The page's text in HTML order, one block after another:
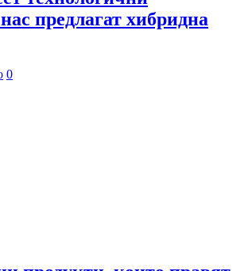
предлагат хибридна
0